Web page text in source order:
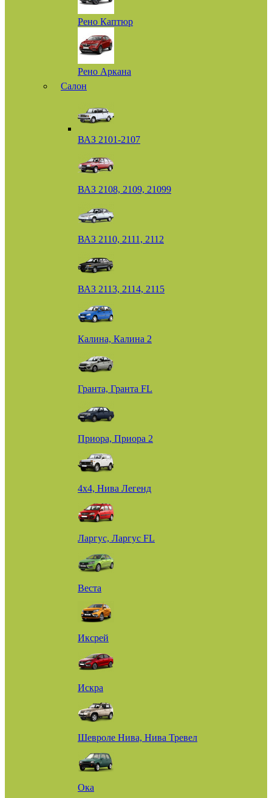
Рено Каптюр
Рено Аркана
Салон
ВАЗ 2101-2107
ВАЗ 2108, 2109, 21099
ВАЗ 2110, 2111, 2112
ВАЗ 2113, 2114, 2115
Калина, Калина 2
Гранта, Гранта FL
Приора, Приора 2
4х4, Нива Легенд
Ларгус, Ларгус FL
Веста
Иксрей
Искра
Шевроле Нива, Нива Тревел
Ока